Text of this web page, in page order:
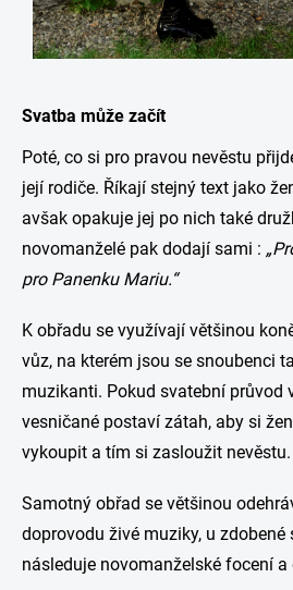
Svatba může začít
Poté, co si pro pravou nevěstu
její rodiče. Říkají stejný text jako
avšak opakuje jej po nich také
novomanželé pak dodají sami :
pro Panenku Mariu.“
K obřadu se využívají většinou
vůz, na kterém jsou se snoubenci
muzikanti. Pokud svatební průvod
vesničané postaví zátah, aby si
vykoupit a tím si zasloužit nevěstu.
Samotný obřad se většinou
doprovodu živé muziky, u zdobené
následuje novomanželské focení a